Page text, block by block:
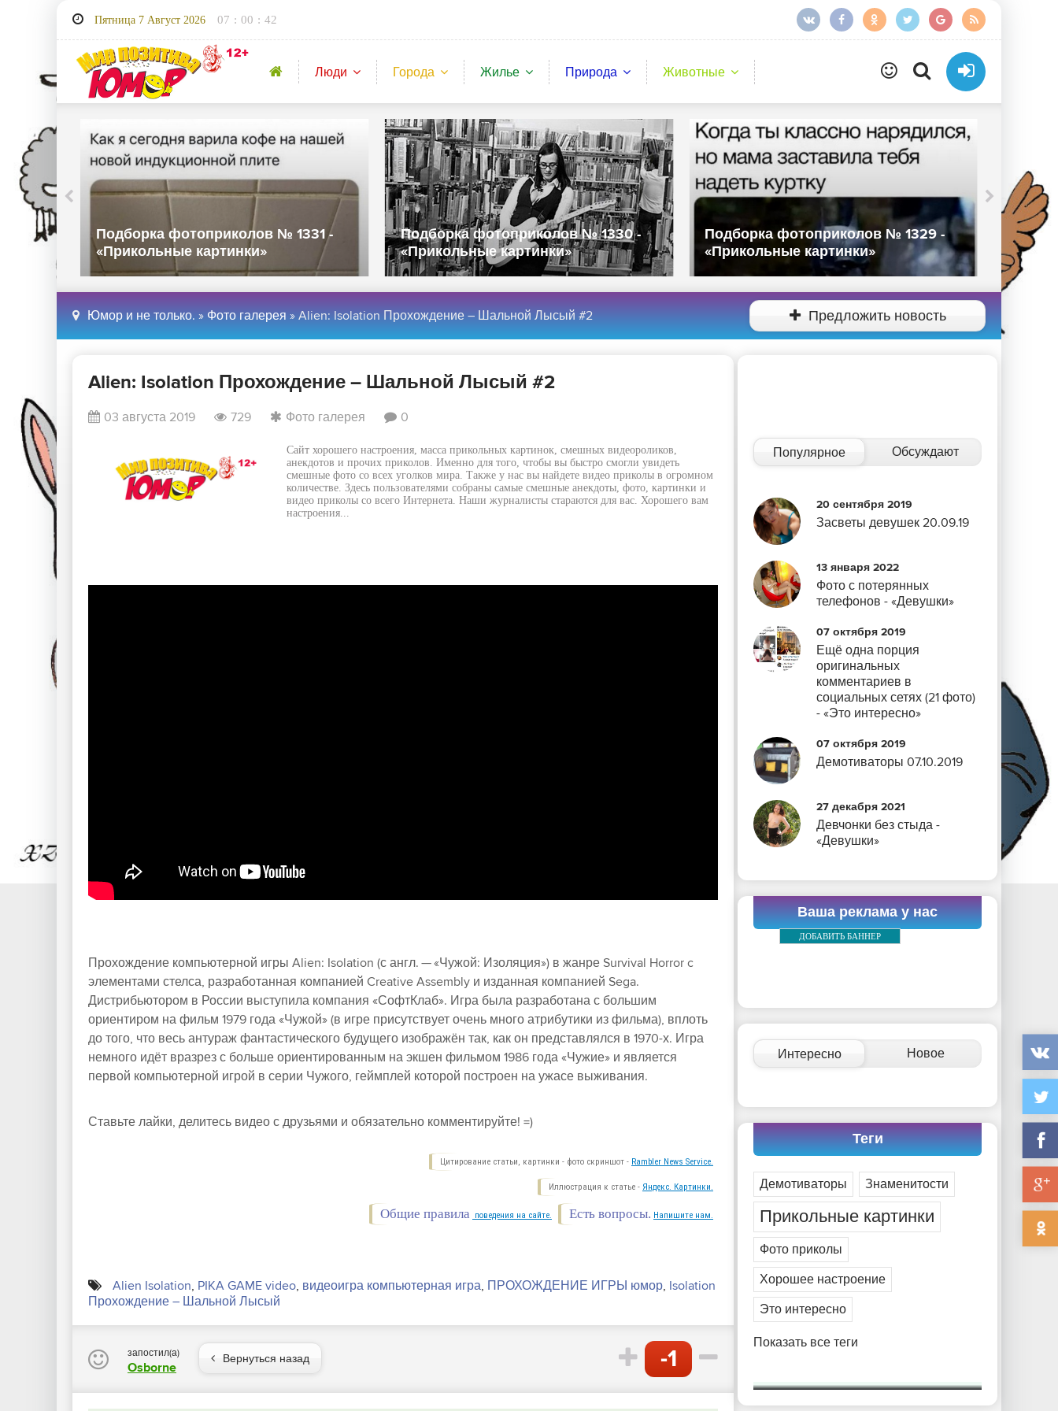
Пятница 7 Август 2026 07 : 00 : 43
Люди Города Жилье Природа Животные
Подборка фотоприколов № 1331 -
«Прикольные картинки»
Подборка фотоприколов № 1330 -
«Прикольные картинки»
Подборка фотоприколов № 1329 -
«Прикольные картинки»
Юмор и не только. » Фото галерея » Alien: Isolation Прохождение – Шальной Лысый #2 Предложить новость
Alien: Isolation Прохождение – Шальной Лысый #2
03 августа 2019 729 Фото галерея 0
Сайт хорошего настроения, масса прикольных картинок, смешных видеороликов,
анекдотов и прочих приколов. Именно для того, чтобы вы быстро смогли увидеть
смешные фото со всех уголков мира. Также у нас вы найдете видео приколы в огромном
количестве. Здесь пользователями собраны самые смешные анекдоты, фото, картинки и
видео приколы со всего Интернета. Наши журналисты стараются для вас. Хорошего вам
настроения...
Прохождение компьютерной игры Alien: Isolation (с англ. — «Чужой: Изоляция») в жанре Survival Horror c
элементами стелса, разработанная компанией Creative Assembly и изданная компанией Sega.
Дистрибьютором в России выступила компания «СофтКлаб». Игра была разработана с большим
ориентиром на фильм 1979 года «Чужой» (в игре присутствует очень много атрибутики из фильма), вплоть
до того, что весь антураж фантастического будущего изображён так, как он представлялся в 1970-х. Игра
немного идёт вразрез с больше ориентированным на экшен фильмом 1986 года «Чужие» и является
первой компьютерной игрой в серии Чужого, геймплей которой построен на ужасе выживания.
Ставьте лайки, делитесь видео с друзьями и обязательно комментируйте! =)
Цитирование статьи, картинки - фото скриншот - Rambler News Service.
Иллюстрация к статье - Яндекс. Картинки.
Есть вопросы. Напишите нам.
Общие правила поведения на сайте.
Alien Isolation, PIKA GAME video, видеоигра компьютерная игра, ПРОХОЖДЕНИЕ ИГРЫ юмор, Isolation
Прохождение – Шальной Лысый
запостил(а)
Osborne
Вернуться назад -1
Популярное Обсуждают
20 сентября 2019
Засветы девушек 20.09.19
13 января 2022
Фото с потерянных
телефонов - «Девушки»
07 октября 2019
Ещё одна порция
оригинальных
комментариев в
социальных сетях (21 фото)
- «Это интересно»
07 октября 2019
Демотиваторы 07.10.2019
27 декабря 2021
Девчонки без стыда -
«Девушки»
Ваша реклама у нас
ДОБАВИТЬ БАННЕР
Интересно Новое
Теги
Демотиваторы Знаменитости
Прикольные картинки
Фото приколы
Хорошее настроение
Это интересно
Показать все теги